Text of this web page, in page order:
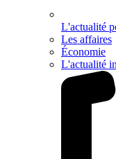
L'actualité
Les affaires
Économie
L'actualité